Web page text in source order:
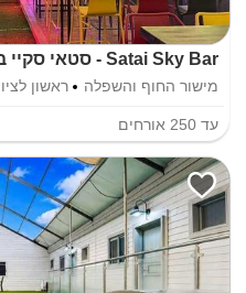
Satai Sky Bar - סטאי סקיי בר
מישור החוף והשפלה ראשון
עד 250 אורחים